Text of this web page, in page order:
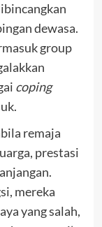
dewasa.
group
coping
remaja
prestasi
mereka
yang salah,